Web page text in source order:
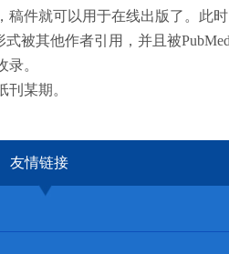
稿件就可以用于在线出版了。此
被其他作者引用，并且被
。
刊某期。
友情链接